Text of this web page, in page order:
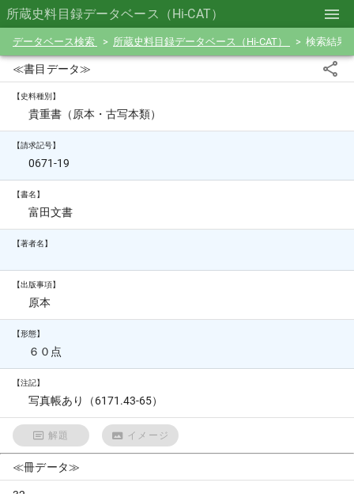
所蔵史料目録データベース（Hi-CAT）
データベース検索 所蔵史料目録データベース（Hi-CAT） 検索結果
≪書目データ≫
【史料種別】
貴重書（原本・古写本類）
【請求記号】
0671-19
【書名】
富田文書
【著者名】
【出版事項】
原本
【形態】
６０点
【注記】
写真帳あり（6171.43-65）
解題 イメージ
≪冊データ≫